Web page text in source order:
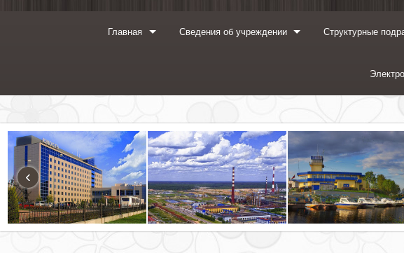
Главная Сведения об учреждении Структурные
‹